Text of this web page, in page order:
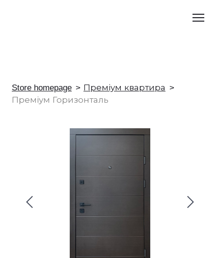
Store homepage
Преміум квартира
Преміум Горизонталь